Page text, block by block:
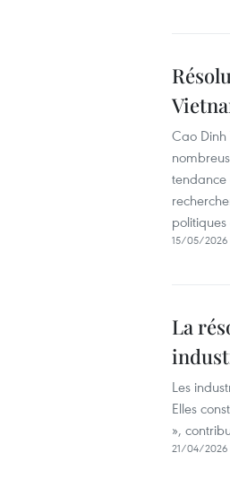
Cao Dinh
tendance
15/05/2026
La
Les
Elles
»,
21/04/2026